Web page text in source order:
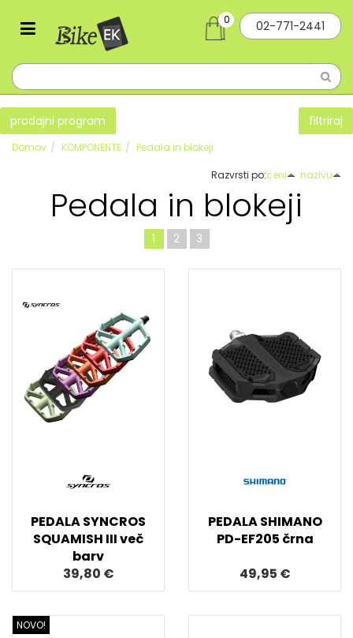
02-771-2441
0
prodajni program filtriraj
Domov KOMPONENTE Pedala in blokeji
Razvrsti po:ceni nazivu
Pedala in blokeji
1 2 3
PEDALA SYNCROS
SQUAMISH III več
barv
39,80 €
PEDALA SHIMANO
PD-EF205 črna
49,95 €
NOVO!